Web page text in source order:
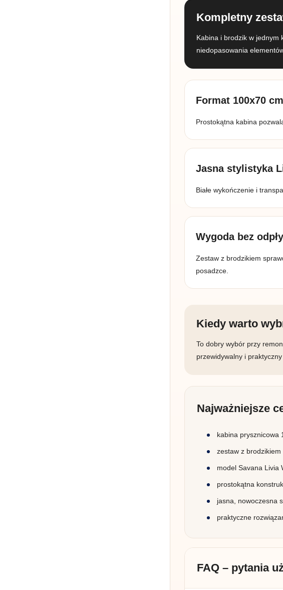
Kompletny
Kabina i brodzik w jednym
niedopasowania
Format 100x70
Prostokątna kabina
Jasna stylistyka
Białe wykończenie i
Wygoda bez
Zestaw z brodzikiem
posadzce.
Kiedy warto
To dobry wybór przy
przewidywalny i
Najważniejsze
kabina prysznicowa
zestaw z brodzikiem
model Savana Livia
prostokątna
jasna, nowoczesna
praktyczne
FAQ – pytania